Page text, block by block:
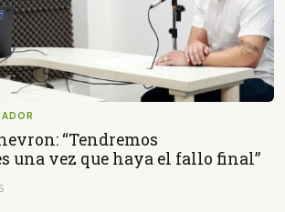
“Tendremos
una vez que haya el fallo final”